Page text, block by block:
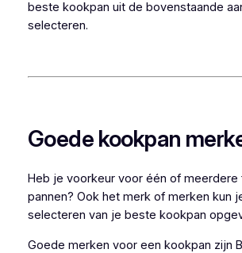
beste kookpan uit de bovenstaande
selecteren.
Goede kookpan
Heb je voorkeur voor één of meerdere
pannen? Ook het merk of merken kun
selecteren van je beste kookpan
Goede merken voor een kookpan zijn